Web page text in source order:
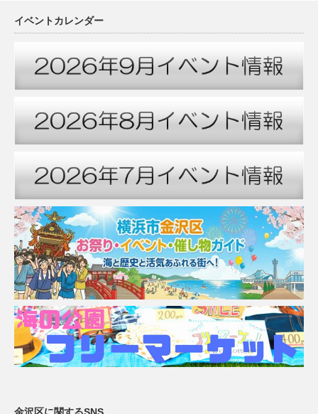
イベントカレンダー